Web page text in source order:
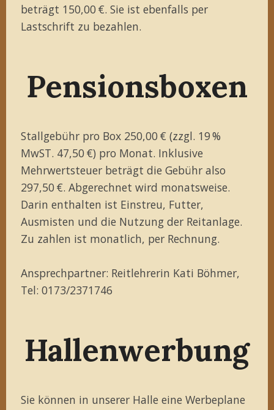
beträgt 150,00 €. Sie ist ebenfalls per
Lastschrift zu bezahlen.
Pensionsboxen
Stallgebühr pro Box 250,00 € (zzgl. 19 %
MwST. 47,50 €) pro Monat. Inklusive
Mehrwertsteuer beträgt die Gebühr also
297,50 €. Abgerechnet wird monatsweise.
Darin enthalten ist Einstreu, Futter,
Ausmisten und die Nutzung der Reitanlage.
Zu zahlen ist monatlich, per Rechnung.
Ansprechpartner: Reitlehrerin Kati Böhmer,
Tel: 0173/2371746
Hallenwerbung
Sie können in unserer Halle eine Werbeplane